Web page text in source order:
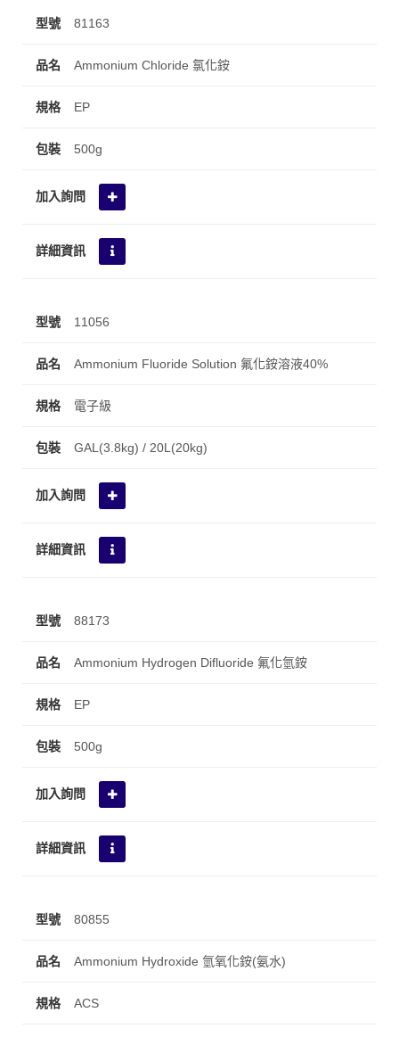
81163
Ammonium Chloride 氯化銨
EP
500g
11056
Ammonium Fluoride Solution 氟化銨溶液40%
電子級
GAL(3.8kg) / 20L(20kg)
88173
Ammonium Hydrogen Difluoride 氟化氫銨
EP
500g
80855
Ammonium Hydroxide 氫氧化銨(氨水)
ACS